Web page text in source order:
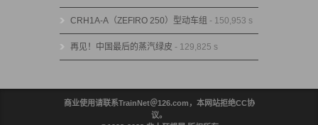
CRH1A-A（ZEFIRO 250）型动车组 - 150,953 s
再见！中国最后的蒸汽绿皮 - 129,825 s
商业使用请联系TrainNet＠126.com，本网站拒绝CC协
议。